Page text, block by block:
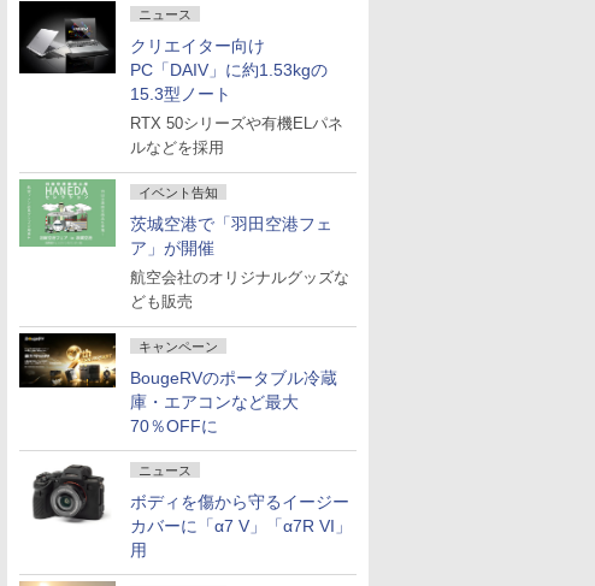
ニュース
クリエイター向け
PC「DAIV」に約1.53kgの
15.3型ノート
RTX 50シリーズや有機ELパネ
ルなどを採用
イベント告知
茨城空港で「羽田空港フェ
ア」が開催
航空会社のオリジナルグッズな
ども販売
キャンペーン
BougeRVのポータブル冷蔵
庫・エアコンなど最大
70％OFFに
ニュース
ボディを傷から守るイージー
カバーに「α7 V」「α7R VI」
用